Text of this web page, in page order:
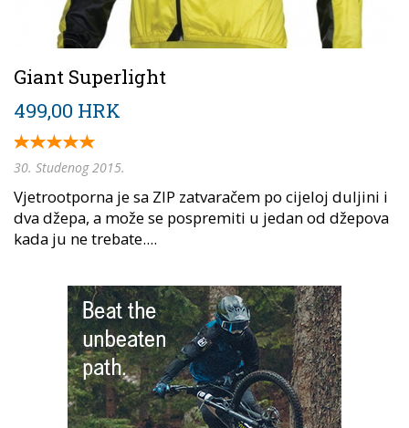
Giant Superlight
499,00 HRK
30. Studenog 2015.
Vjetrootporna je sa ZIP zatvaračem po cijeloj duljini i
dva džepa, a može se pospremiti u jedan od džepova
kada ju ne trebate....